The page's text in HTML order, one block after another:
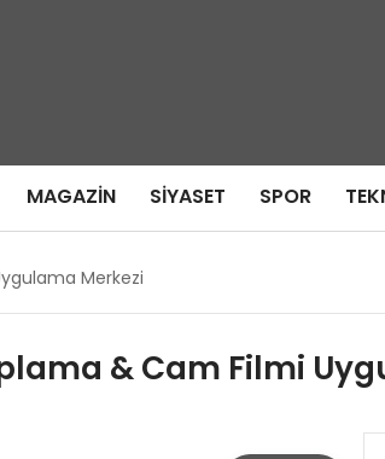
MAGAZIN SIYASET SPOR
Merkezi
& Cam Filmi